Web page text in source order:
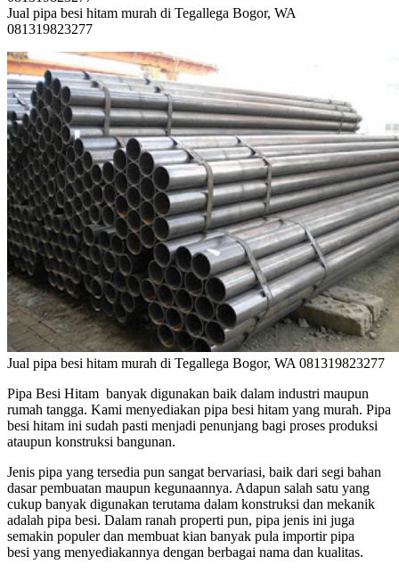
Jual pipa besi hitam murah di Tegallega Bogor, WA
081319823277
Jual pipa besi hitam murah di Tegallega Bogor, WA 081319823277
Pipa Besi Hitam banyak digunakan baik dalam industri maupun
rumah tangga. Kami menyediakan pipa besi hitam yang murah. Pipa
besi hitam ini sudah pasti menjadi penunjang bagi proses produksi
ataupun konstruksi bangunan.
Jenis pipa yang tersedia pun sangat bervariasi, baik dari segi bahan
dasar pembuatan maupun kegunaannya. Adapun salah satu yang
cukup banyak digunakan terutama dalam konstruksi dan mekanik
adalah pipa besi. Dalam ranah properti pun, pipa jenis ini juga
semakin populer dan membuat kian banyak pula importir pipa
besi yang menyediakannya dengan berbagai nama dan kualitas.